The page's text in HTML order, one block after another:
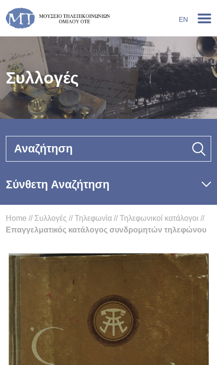
EN
Συλλογές
Αναζήτηση
Σύνθετη Αναζήτηση
Home // Συλλογές //Τηλεφωνία //Τηλεφωνικοί κατάλογοι //
Επαγγελματικός κατάλογος συνδρομητών τηλεφώνου